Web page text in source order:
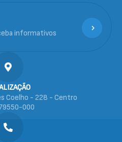
Coelho - 228 - Centro
000
informativos